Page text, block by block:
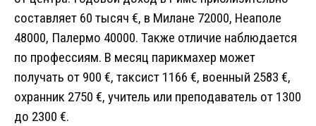
составляет 60 тысяч €, в Милане 72000, Неаполе
48000, Палермо 40000. Также отличие наблюдается
по профессиям. В месяц парикмахер может
получать от 900 €, таксист 1166 €, военный 2583 €,
охранник 2750 €, учитель или преподаватель от 1300
до 2300 €.